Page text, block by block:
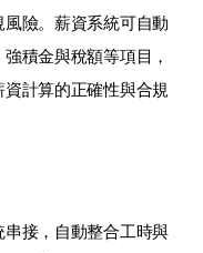
險。薪資系統可自動
積金與稅額等項目，
計算的正確性與合規
接，自動整合工時與